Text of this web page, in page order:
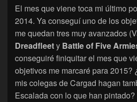
El mes que viene toca mi último
2014. Ya conseguí uno de los
me quedan tres muy avanzados
Dreadfleety Battle of Five
conseguiré finiquitar el mes que
objetivos me marcaré para 2015?
mis colegas de Cargad hagan
Escalada con lo que han pintado?